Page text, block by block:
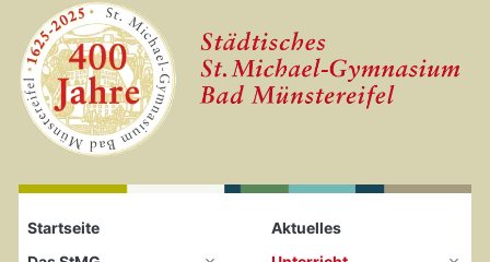
Zum Seiteninhalt springen
Startseite
Startseite
Aktuelles